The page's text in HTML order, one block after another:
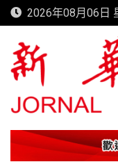
Skip
to
content
2026年08月06日
新華澳報